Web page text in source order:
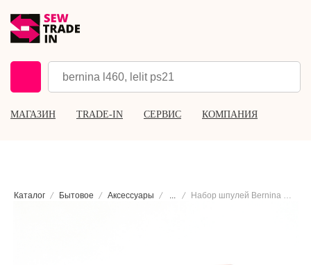
МАГАЗИН TRADE-IN СЕРВИС КОМПАНИЯ
Каталог Бытовое Аксессуары